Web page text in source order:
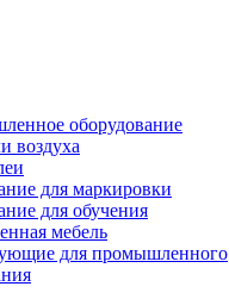
оборудование
воздуха
для маркировки
для обучения
мебель
для промышленного